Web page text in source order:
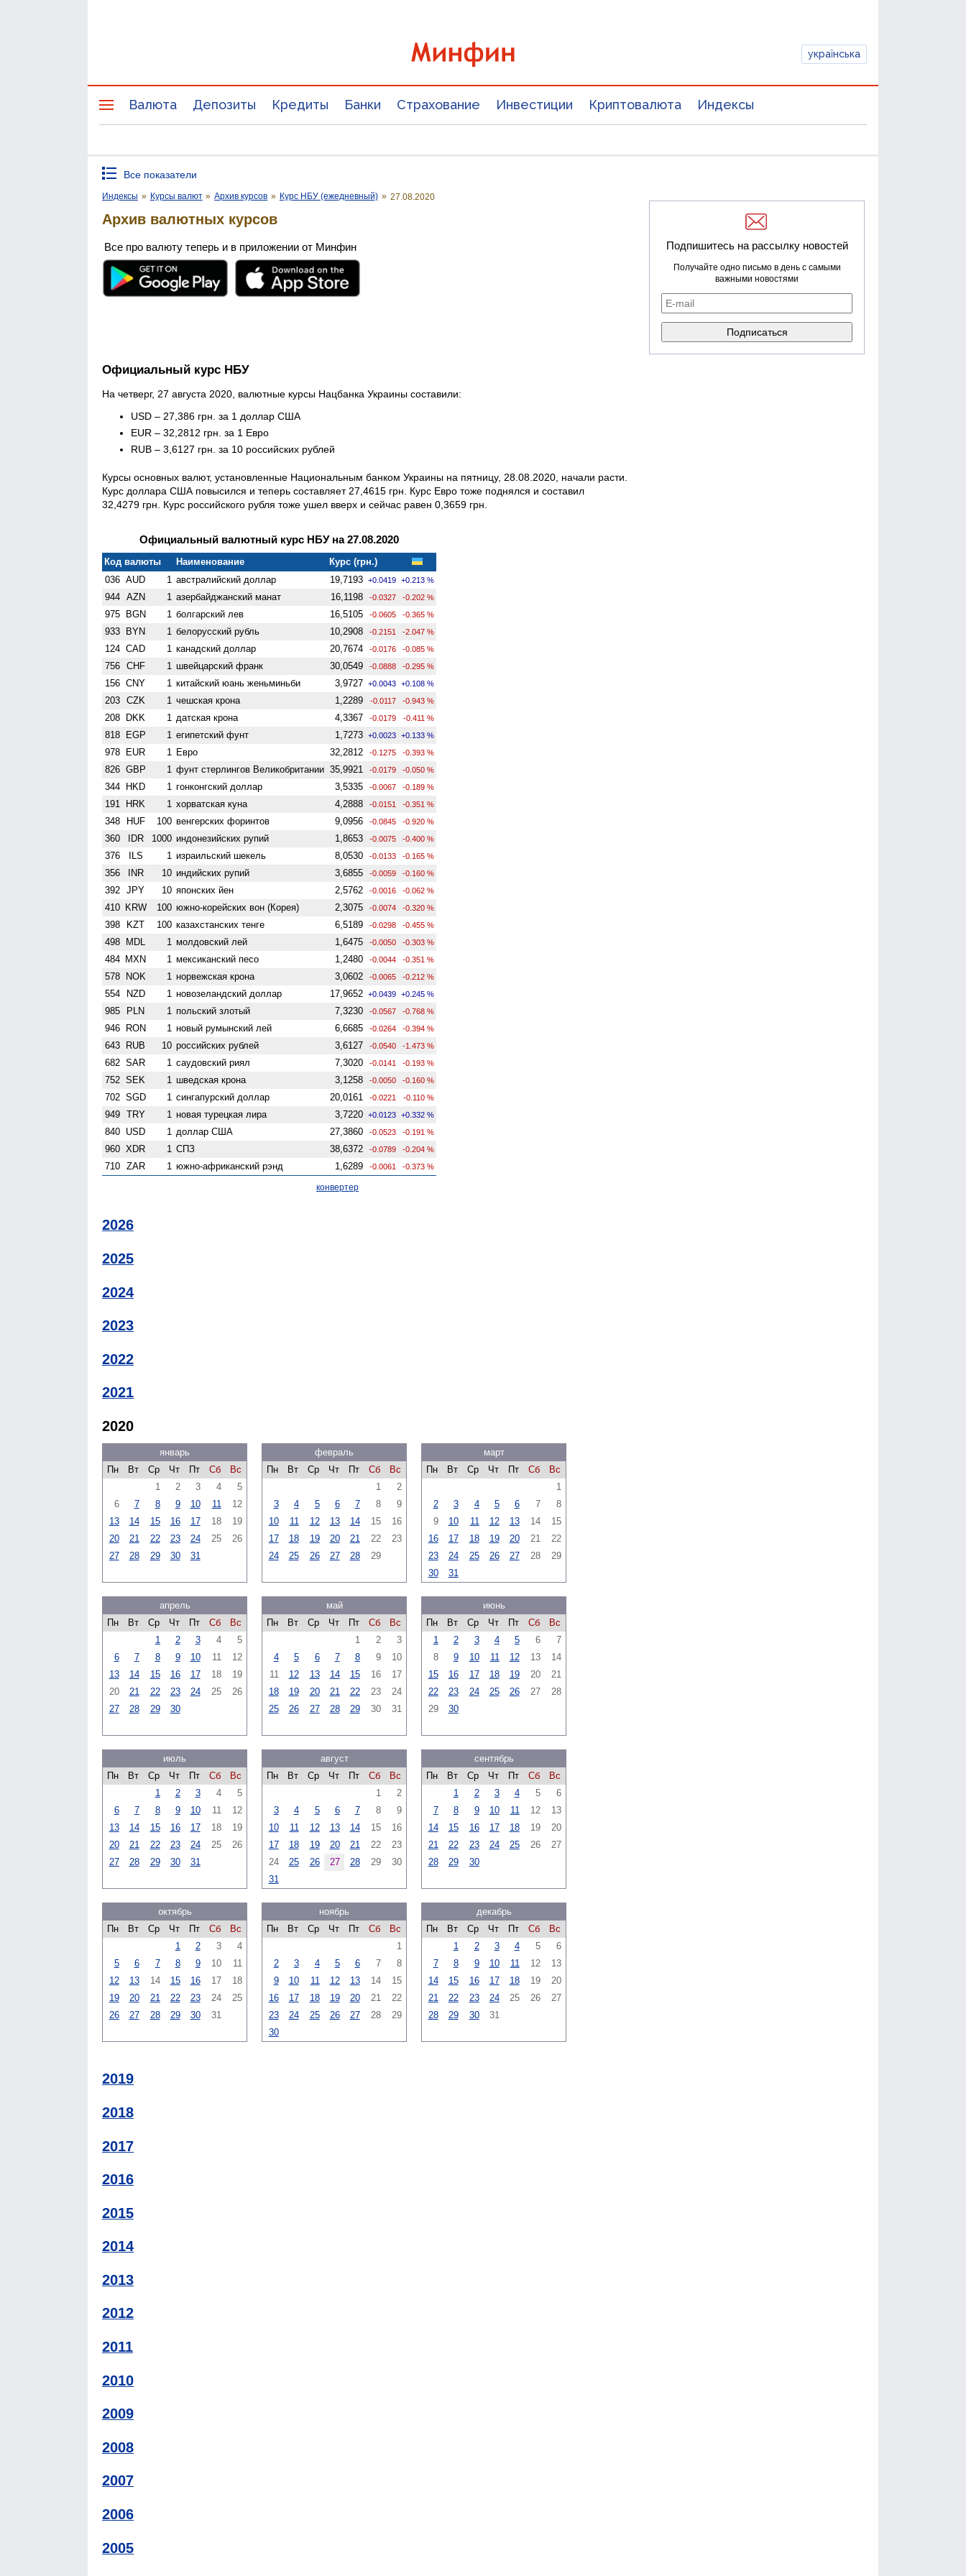
українська
Валюта Депозиты Кредиты Банки Страхование Инвестиции Криптовалюта Индексы
Все показатели
Индексы » Курсы валют » Архив курсов » Курс НБУ (ежедневный) » 27.08.2020
Архив валютных курсов
Все про валюту теперь и в приложении от Минфин
Официальный курс НБУ
На четверг, 27 августа 2020, валютные курсы Нацбанка Украины составили:
USD – 27,386 грн. за 1 доллар США
EUR – 32,2812 грн. за 1 Евро
RUB – 3,6127 грн. за 10 российских рублей
Курсы основных валют, установленные Национальным банком Украины на пятницу, 28.08.2020, начали расти.
Курс доллара США повысился и теперь составляет 27,4615 грн. Курс Евро тоже поднялся и составил
32,4279 грн. Курс российского рубля тоже ушел вверх и сейчас равен 0,3659 грн.
Официальный валютный курс НБУ на 27.08.2020
Код валюты Наименование
Курс (грн.)
036 AUD 1 австралийский доллар 19,7193 +0.0419 +0.213 %
944 AZN 1 азербайджанский манат 16,1198 -0.0327 -0.202 %
975 BGN 1 болгарский лев 16,5105 -0.0605 -0.365 %
933 BYN 1 белорусский рубль 10,2908 -0.2151 -2.047 %
124 CAD 1 канадский доллар 20,7674 -0.0176 -0.085 %
756 CHF 1 швейцарский франк 30,0549 -0.0888 -0.295 %
156 CNY 1 китайский юань женьминьби 3,9727 +0.0043 +0.108 %
203 CZK 1 чешская крона 1,2289 -0.0117 -0.943 %
208 DKK 1 датская крона 4,3367 -0.0179 -0.411 %
818 EGP 1 египетский фунт 1,7273 +0.0023 +0.133 %
978 EUR 1 Евро 32,2812 -0.1275 -0.393 %
826 GBP 1 фунт стерлингов Велико­британии 35,9921 -0.0179 -0.050 %
344 HKD 1 гонконгский доллар 3,5335 -0.0067 -0.189 %
191 HRK 1 хорватская куна 4,2888 -0.0151 -0.351 %
348 HUF 100 венгерских форинтов 9,0956 -0.0845 -0.920 %
360 IDR 1000 индонезийских рупий 1,8653 -0.0075 -0.400 %
376 ILS 1 израильский шекель 8,0530 -0.0133 -0.165 %
356 INR 10 индийских рупий 3,6855 -0.0059 -0.160 %
392 JPY 10 японских йен 2,5762 -0.0016 -0.062 %
410 KRW 100 южно-корейских вон (Корея) 2,3075 -0.0074 -0.320 %
398 KZT 100 казахстанских тенге 6,5189 -0.0298 -0.455 %
498 MDL 1 молдовский лей 1,6475 -0.0050 -0.303 %
484 MXN 1 мексиканский песо 1,2480 -0.0044 -0.351 %
578 NOK 1 норвежская крона 3,0602 -0.0065 -0.212 %
554 NZD 1 ново­зеландский доллар 17,9652 +0.0439 +0.245 %
985 PLN 1 польский злотый 7,3230 -0.0567 -0.768 %
946 RON 1 новый румынский лей 6,6685 -0.0264 -0.394 %
643 RUB 10 российских рублей 3,6127 -0.0540 -1.473 %
682 SAR 1 саудовский риял 7,3020 -0.0141 -0.193 %
752 SEK 1 шведская крона 3,1258 -0.0050 -0.160 %
702 SGD 1 сингапурский доллар 20,0161 -0.0221 -0.110 %
949 TRY 1 новая турецкая лира 3,7220 +0.0123 +0.332 %
840 USD 1 доллар США 27,3860 -0.0523 -0.191 %
960 XDR 1 СПЗ 38,6372 -0.0789 -0.204 %
710 ZAR 1 южно-африканский рэнд 1,6289 -0.0061 -0.373 %
конвертер
2026
2025
2024
2023
2022
2021
2020
январь
Пн
Вт Ср Чт Пт Сб
Вс
1
2 3 4
5
6
7 8 9 10 11
12
13
14 15 16 17 18
19
20
21 22 23 24 25
26
27
28 29 30 31
февраль
Пн
Вт Ср Чт Пт Сб
Вс
1
2
3
4 5 6 7 8
9
10
11 12 13 14 15
16
17
18 19 20 21 22
23
24
25 26 27 28 29
март
Пн
Вт Ср Чт Пт Сб
Вс
1
2
3 4 5 6 7
8
9
10 11 12 13 14
15
16
17 18 19 20 21
22
23
24 25 26 27 28
29
30
31
апрель
Пн
Вт Ср Чт Пт Сб
Вс
1
2 3 4
5
6
7 8 9 10 11
12
13
14 15 16 17 18
19
20
21 22 23 24 25
26
27
28 29 30
май
Пн
Вт Ср Чт Пт Сб
Вс
1
2
3
4
5 6 7 8 9
10
11
12 13 14 15 16
17
18
19 20 21 22 23
24
25
26 27 28 29 30 31
июнь
Пн
Вт Ср Чт Пт Сб
Вс
1
2 3 4 5 6
7
8
9 10 11 12 13
14
15
16 17 18 19 20
21
22
23 24 25 26 27
28
29
30
июль
Пн
Вт Ср Чт Пт Сб
Вс
1
2 3 4
5
6
7 8 9 10 11
12
13
14 15 16 17 18
19
20
21 22 23 24 25
26
27
28 29 30 31
август
Пн
Вт Ср Чт Пт Сб
Вс
1
2
3
4 5 6 7 8
9
10
11 12 13 14 15
16
17
18 19 20 21 22
23
24
25 26 27 28 29
30
31
сентябрь
Пн
Вт Ср Чт Пт Сб
Вс
1
2 3 4 5
6
7
8 9 10 11 12
13
14
15 16 17 18 19
20
21
22 23 24 25 26
27
28
29 30
октябрь
Пн
Вт Ср Чт Пт Сб
Вс
1
2 3
4
5
6 7 8 9 10
11
12
13 14 15 16 17
18
19
20 21 22 23 24
25
26
27 28 29 30 31
ноябрь
Пн
Вт Ср Чт Пт Сб
Вс
1
2
3 4 5 6 7
8
9
10 11 12 13 14
15
16
17 18 19 20 21
22
23
24 25 26 27 28
29
30
декабрь
Пн
Вт Ср Чт Пт Сб
Вс
1
2 3 4 5
6
7
8 9 10 11 12
13
14
15 16 17 18 19
20
21
22 23 24 25 26
27
28
29 30 31
2019
2018
2017
2016
2015
2014
2013
2012
2011
2010
2009
2008
2007
2006
2005
Подпишитесь на рассылку новостей
Получайте одно письмо в день с самыми
важными новостями